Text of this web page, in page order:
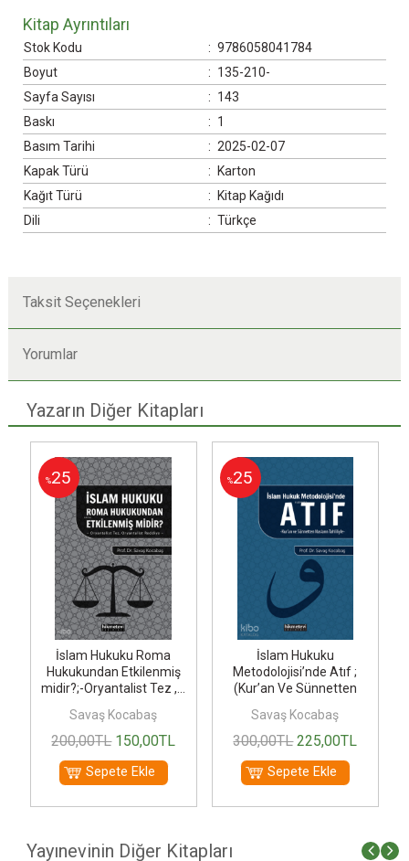
Kitap Ayrıntıları
Stok Kodu : 9786058041784
Boyut
: 135-210-
Sayfa Sayısı
: 143
Baskı
: 1
Basım Tarihi
: 2025-02-07
Kapak Türü
:
Karton
Kağıt Türü
:
Kitap Kağıdı
Dili
: Türkçe
Taksit Seçenekleri
Yorumlar
Yazarın Diğer Kitapları
%25
İslam Hukuku Roma
Hukukundan Etkilenmiş
midir?;-Oryantalist Tez ,...
Savaş Kocabaş
200,00TL 150,00TL
Sepete Ekle
%25
İslam Hukuku
Metodolojisi’nde Atıf ;
(Kur’an Ve Sünnetten
Savaş Kocabaş
300,00TL 225,00TL
Sepete Ekle
Yayınevinin Diğer Kitapları